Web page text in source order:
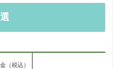
（税込）